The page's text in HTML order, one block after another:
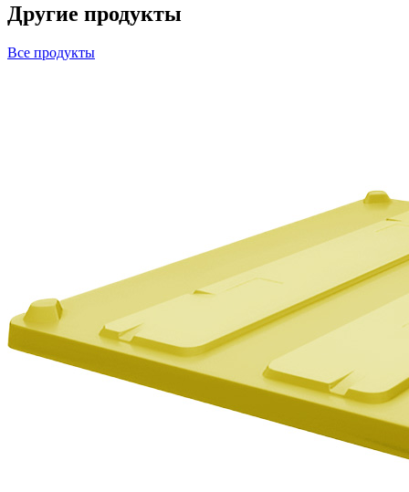
Другие продукты
Все продукты